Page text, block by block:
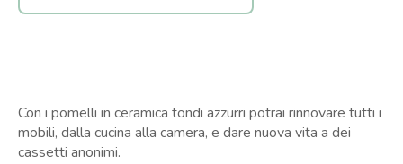
Con i pomelli in ceramica tondi azzurri potrai rinnovare tutti i
mobili, dalla cucina alla camera, e dare nuova vita a dei
cassetti anonimi.